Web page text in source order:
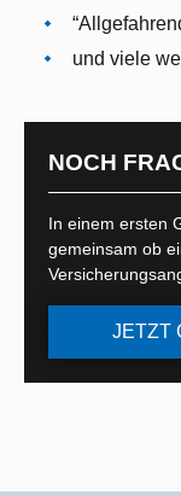
und viele
NOCH
In einem ersten
gemeinsam ob
JETZT